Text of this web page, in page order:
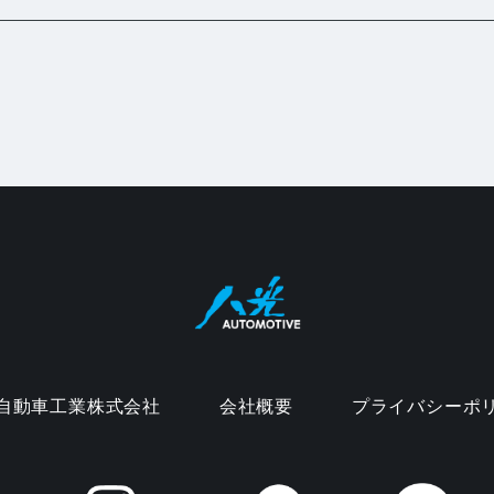
動車工業株式会社 会社概要 プライバシーポ